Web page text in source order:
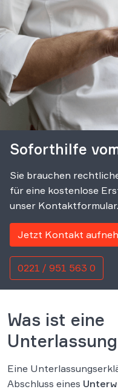
Soforthilfe
Sie brauchen
für eine kostenlose
unser Kontaktformular.
Jetzt Kontakt
0221 / 951 563 0
Was ist eine
Eine
Abschluss eines